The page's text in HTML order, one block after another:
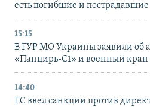
есть погибшие и пострадавшие
15:15
В ГУР МО Украины заявили об
«Панцирь-С1» и военный
14:40
ЕС ввел санкции против